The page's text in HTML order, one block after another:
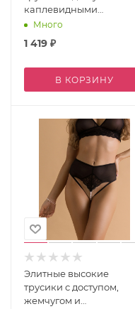
каплевидными
вырезами (Easy to love)
Много
1 419 ₽
В КОРЗИНУ
Элитные высокие
трусики с доступом,
жемчугом и